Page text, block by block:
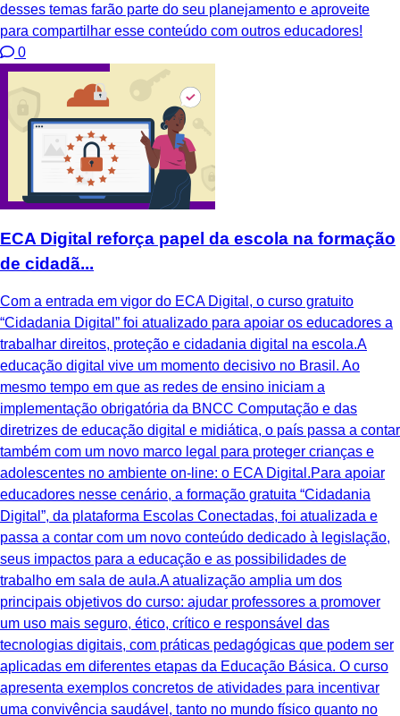
desses temas farão parte do seu planejamento e aproveite
para compartilhar esse conteúdo com outros educadores!
0
ECA Digital reforça papel da escola na formação
de cidadã...
Com a entrada em vigor do ECA Digital, o curso gratuito
“Cidadania Digital” foi atualizado para apoiar os educadores a
trabalhar direitos, proteção e cidadania digital na escola.A
educação digital vive um momento decisivo no Brasil. Ao
mesmo tempo em que as redes de ensino iniciam a
implementação obrigatória da BNCC Computação e das
diretrizes de educação digital e midiática, o país passa a contar
também com um novo marco legal para proteger crianças e
adolescentes no ambiente on-line: o ECA Digital.Para apoiar
educadores nesse cenário, a formação gratuita “Cidadania
Digital”, da plataforma Escolas Conectadas, foi atualizada e
passa a contar com um novo conteúdo dedicado à legislação,
seus impactos para a educação e as possibilidades de
trabalho em sala de aula.A atualização amplia um dos
principais objetivos do curso: ajudar professores a promover
um uso mais seguro, ético, crítico e responsável das
tecnologias digitais, com práticas pedagógicas que podem ser
aplicadas em diferentes etapas da Educação Básica. O curso
apresenta exemplos concretos de atividades para incentivar
uma convivência saudável, tanto no mundo físico quanto no